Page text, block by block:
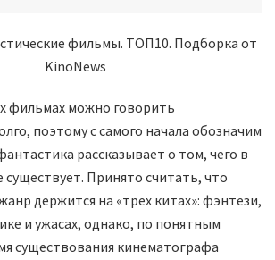
фильмах можно говорить
поэтому с самого начала обозначим
рассказывает о том, чего в
Принято считать, что
держится на «трех китах»: фэнтези,
и ужасах, однако, по понятным
существования кинематографа